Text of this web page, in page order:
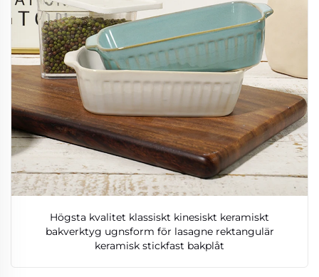
Högsta kvalitet klassiskt kinesiskt keramiskt
bakverktyg ugnsform för lasagne rektangulär
keramisk stickfast bakplåt